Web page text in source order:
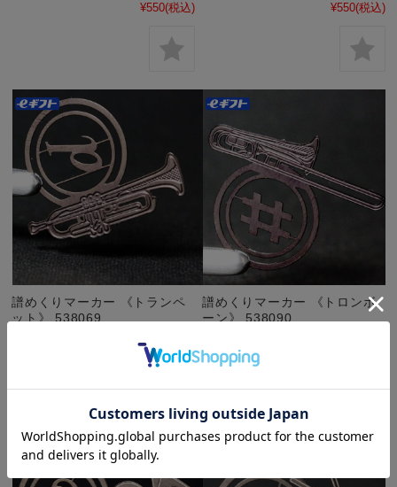
¥550(税込) ¥550(税込)
譜めくりマーカー 《トランペ
ット》 538069
譜めくりマーカー 《トロンボ
ーン》 538090